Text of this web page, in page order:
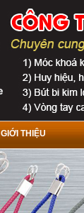
GIỚI THIỆU